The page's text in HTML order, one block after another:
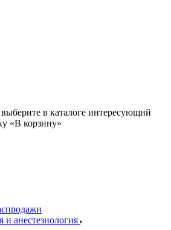
в каталоге интересующий
«В корзину»
и анестезиология